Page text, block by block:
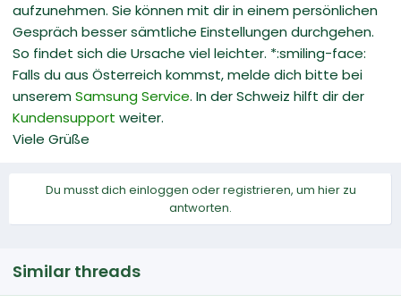
aufzunehmen. Sie können mit dir in einem persönlichen
Gespräch besser sämtliche Einstellungen durchgehen.
So findet sich die Ursache viel leichter. *:smiling-face:
Falls du aus Österreich kommst, melde dich bitte bei
unseremSamsung Service. In der Schweiz hilft dir der
Kundensupport weiter.
Viele Grüße
Du musst dich einloggen oder registrieren, um hier zu
antworten.
Similar threads